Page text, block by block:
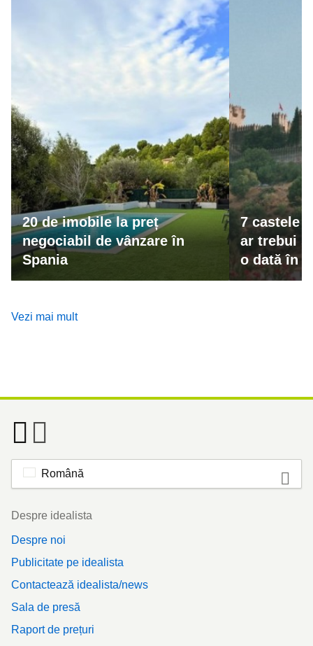
20 de imobile la preț
negociabil de vânzare în
Spania
7 castele
ar trebui
o dată în
Vezi mai mult
Română
Footer
Despre idealista
Despre noi
Publicitate pe idealista
Contactează idealista/news
Sala de presă
Raport de prețuri